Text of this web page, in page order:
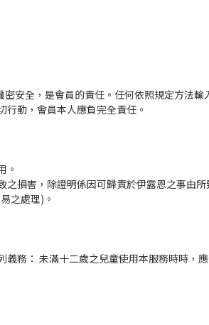
安全，是會員的責任。任何依照規定方法
動，會員本人應負完全責任。
。
損害，除證明係因可歸責於伊露恩之事由所
之處理)。
務： 未滿十二歲之兒童使用本服務時時，